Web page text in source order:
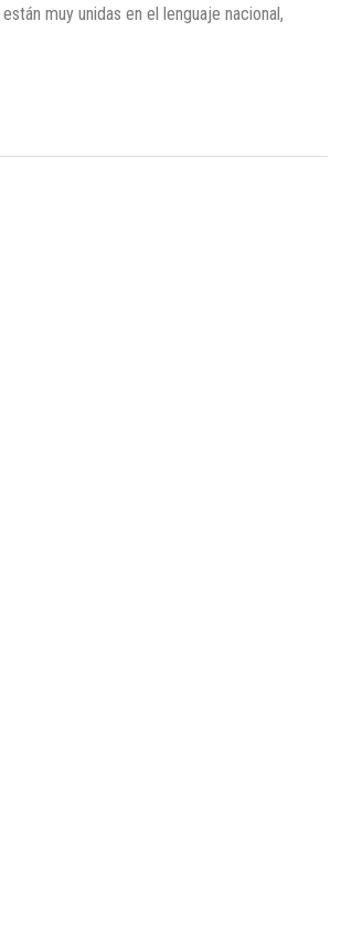
muy unidas en el lenguaje nacional,